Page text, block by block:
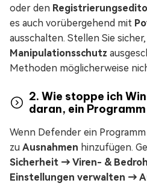
oder den
es auch vorübergehend mit
ausschalten. Stellen Sie sicher,
Manipulationsschutz
Methoden möglicherweise
2. Wie stoppe ich
daran, ein
Wenn Defender ein
zu Ausnahmen hinzufügen.
Sicherheit → Viren- &
Einstellungen verwalten →